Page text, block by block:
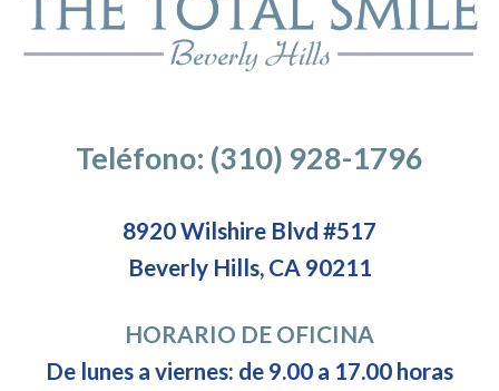
Teléfono: (310) 928-1796
8920 Wilshire Blvd #517
Beverly Hills, CA 90211
HORARIO DE OFICINA
De lunes a viernes: de 9.00 a 17.00 horas